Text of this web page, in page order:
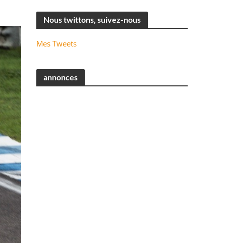
Nous twittons, suivez-nous
Mes Tweets
annonces